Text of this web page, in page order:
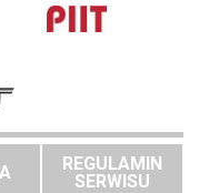
REGULAMIN
SERWISU